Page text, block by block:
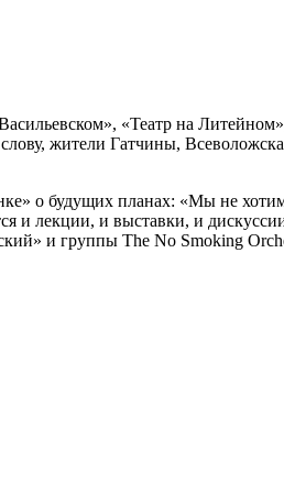
«Театр на
жители Гатчины,
о будущих планах: «Мы не
и лекции, и выставки, и
и группы The No Smoking